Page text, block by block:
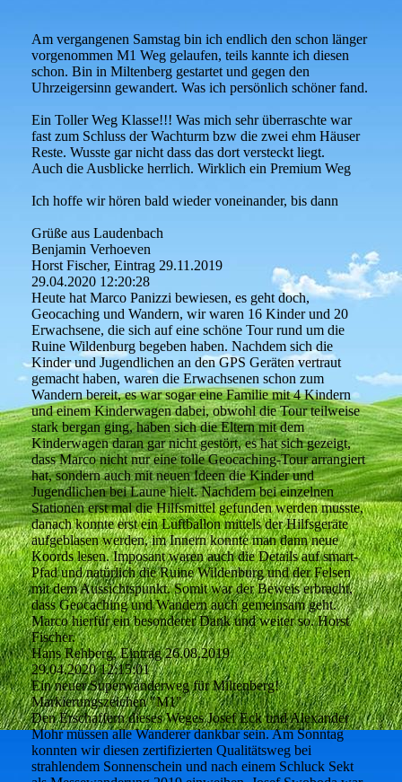
Am vergangenen Samstag bin ich endlich den schon länger
vorgenommen M1 Weg gelaufen, teils kannte ich diesen
schon. Bin in Miltenberg gestartet und gegen den
Uhrzeigersinn gewandert. Was ich persönlich schöner fand.
Ein Toller Weg Klasse!!! Was mich sehr überraschte war
fast zum Schluss der Wachturm bzw die zwei ehm Häuser
Reste. Wusste gar nicht dass das dort versteckt liegt.
Auch die Ausblicke herrlich. Wirklich ein Premium Weg
Ich hoffe wir hören bald wieder voneinander, bis dann
Grüße aus Laudenbach
Benjamin Verhoeven
Horst Fischer, Eintrag 29.11.2019
29.04.2020 12:20:28
Heute hat Marco Panizzi bewiesen, es geht doch,
Geocaching und Wandern, wir waren 16 Kinder und 20
Erwachsene, die sich auf eine schöne Tour rund um die
Ruine Wildenburg begeben haben. Nachdem sich die
Kinder und Jugendlichen an den GPS Geräten vertraut
gemacht haben, waren die Erwachsenen schon zum
Wandern bereit, es war sogar eine Familie mit 4 Kindern
und einem Kinderwagen dabei, obwohl die Tour teilweise
stark bergan ging, haben sich die Eltern mit dem
Kinderwagen daran gar nicht gestört, es hat sich gezeigt,
dass Marco nicht nur eine tolle Geocaching-Tour arrangiert
hat, sondern auch mit neuen Ideen die Kinder und
Jugendlichen bei Laune hielt. Nachdem bei einzelnen
Stationen erst mal die Hilfsmittel gefunden werden musste,
danach konnte erst ein Luftballon mittels der Hilfsgeräte
aufgeblasen werden, im Innern konnte man dann neue
Koords lesen. Imposant waren auch die Details auf smart-
Pfad und natürlich die Ruine Wildenburg und der Felsen
mit dem Aussichtspunkt. Somit war der Beweis erbracht,
dass Geocaching und Wandern auch gemeinsam geht.
Marco hierfür ein besonderer Dank und weiter so. Horst
Fischer.
Hans Rehberg, Eintrag 26.08.2019
29.04.2020 12:15:01
Ein neuer Superwanderweg für Miltenberg!
Markierungszeichen "M1"
Den Erschaffern dieses Weges Josef Eck und Alexander
Mohr müssen alle Wanderer dankbar sein. Am Sonntag
konnten wir diesen zertifizierten Qualitätsweg bei
strahlendem Sonnenschein und nach einem Schluck Sekt